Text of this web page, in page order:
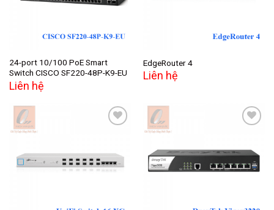
24-port 10/100 PoE Smart
Switch CISCO SF220-48P-K9-EU
Liên hệ
EdgeRouter 4
Liên hệ
Add to
wishlist
Add to
wishlist